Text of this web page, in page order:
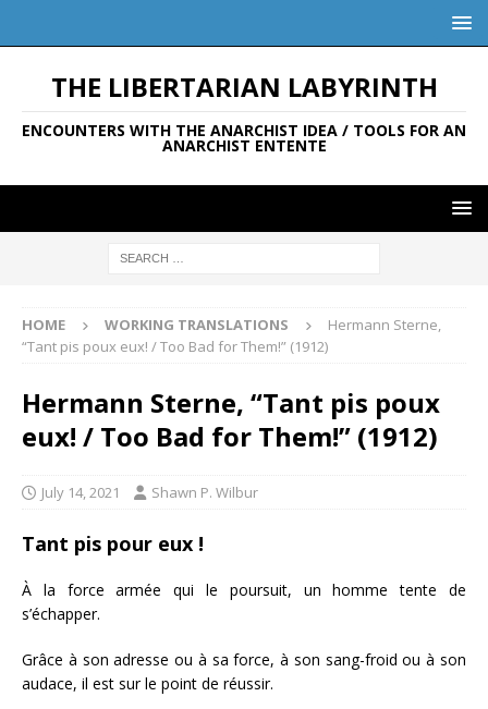
THE LIBERTARIAN LABYRINTH
ENCOUNTERS WITH THE ANARCHIST IDEA / TOOLS FOR AN
ANARCHIST ENTENTE
HOME WORKING TRANSLATIONS
Hermann Sterne,
“Tant pis poux eux! / Too Bad for Them!” (1912)
Hermann Sterne, “Tant pis poux
eux! / Too Bad for Them!” (1912)
July 14, 2021 Shawn P. Wilbur
Tant pis pour eux !
À la force armée qui le poursuit, un homme tente de
s’échapper.
Grâce à son adresse ou à sa force, à son sang-froid ou à son
audace, il est sur le point de réussir.